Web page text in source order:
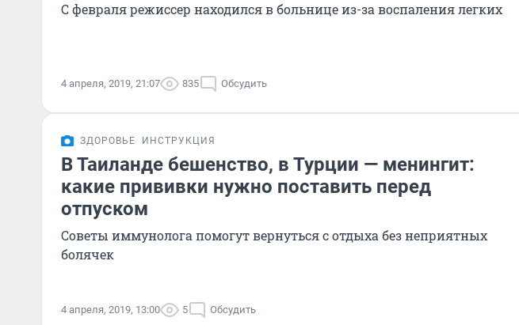
С февраля режиссер находился в больнице из-за воспаления легких
4 апреля, 2019, 21:07 835 Обсудить
ЗДОРОВЬЕ ИНСТРУКЦИЯ
В Таиланде бешенство, в Турции — менингит:
какие прививки нужно поставить перед
отпуском
Советы иммунолога помогут вернуться с отдыха без неприятных
болячек
4 апреля, 2019, 13:00 5 Обсудить